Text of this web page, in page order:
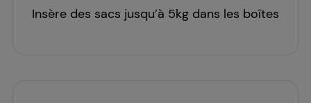
Insère des sacs jusqu’à 5kg dans les boîtes